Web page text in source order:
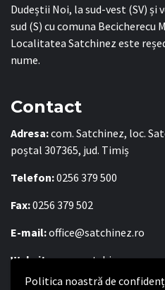
Politica noastră de
Dudeștii Noi, la sud-vest (SV) și
sud (S) cu comuna Becicherecu
Localitatea Satchinez este
nume.
Contact
Adresa:com. Satchinez, loc.
poștal 307365, jud. Timiș
Telefon:0256 379 500
Fax:0256 379 502
E-mail:office@satchinez.ro
Website:www.satchinez.ro
Program cu publicul: